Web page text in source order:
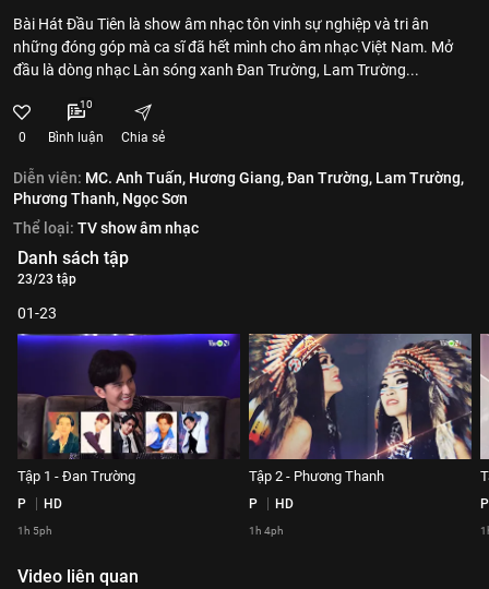
​Bài Hát Đầu Tiên là show âm nhạc tôn vinh sự nghiệp và tri ân
những đóng góp mà ca sĩ đã hết mình cho âm nhạc Việt Nam. Mở
đầu là dòng nhạc Làn sóng xanh Đan Trường, Lam Trường...
0
10
Bình luận Chia sẻ
Diễn viên: MC. Anh Tuấn, Hương Giang,Đan Trường, Lam Trường,
Phương Thanh, Ngọc Sơn
Thể loại: TV show âm nhạc
Danh sách tập
23/23 tập
01-23
Tập 1 - Đan Trường
P HD
1h 5ph
Tập 2 - Phương Thanh
P HD
1h 4ph
P
Video liên quan